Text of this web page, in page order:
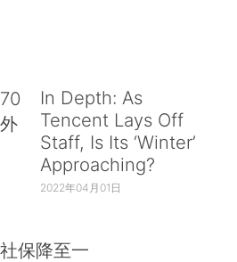
In Depth: As
Tencent Lays Off
Staff, Is Its ‘Winter’
Approaching?
2022年04月01日
保降至一